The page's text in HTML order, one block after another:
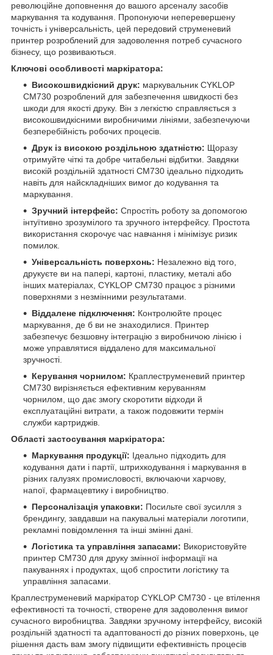
революційне доповнення до вашого арсеналу засобів
маркування та кодування. Пропонуючи неперевершену
точність і універсальність, цей передовий струменевий
принтер розроблений для задоволення потреб сучасного
бізнесу, що розвиваються.
Ключові особливості маркіратора:
Високошвидкісний друк: маркувальник CYKLOP
CM730 розроблений для забезпечення швидкості без
шкоди для якості друку. Він з легкістю справляється з
високошвидкісними виробничими лініями, забезпечуючи
безперебійність робочих процесів.
Друк із високою роздільною здатністю: Щоразу
отримуйте чіткі та добре читабельні відбитки. Завдяки
високій роздільній здатності CM730 ідеально підходить
навіть для найскладніших вимог до кодування та
маркування.
Зручний інтерфейс: Спростіть роботу за допомогою
інтуїтивно зрозумілого та зручного інтерфейсу. Простота
використання скорочує час навчання і мінімізує ризик
помилок.
Універсальність поверхонь: Незалежно від того,
друкуєте ви на папері, картоні, пластику, металі або
інших матеріалах, CYKLOP CM730 працює з різними
поверхнями з незмінними результатами.
Віддалене підключення: Контролюйте процес
маркування, де б ви не знаходилися. Принтер
забезпечує безшовну інтеграцію з виробничою лінією і
може управлятися віддалено для максимальної
зручності.
Керування чорнилом: Краплеструменевий принтер
CM730 вирізняється ефективним керуванням
чорнилом, що дає змогу скоротити відходи й
експлуатаційні витрати, а також подовжити термін
служби картриджів.
Області застосування маркіратора:
Маркування продукції: Ідеально підходить для
кодування дати і партії, штрихкодування і маркування в
різних галузях промисловості, включаючи харчову,
напої, фармацевтику і виробництво.
Персоналізація упаковки: Посильте свої зусилля з
брендингу, завдавши на пакувальні матеріали логотипи,
рекламні повідомлення та інші змінні дані.
Логістика та управління запасами: Використовуйте
принтер CM730 для друку змінної інформації на
пакуваннях і продуктах, щоб спростити логістику та
управління запасами.
Краплеструменевий маркіратор CYKLOP CM730 - це втілення
ефективності та точності, створене для задоволення вимог
сучасного виробництва. Завдяки зручному інтерфейсу, високій
роздільній здатності та адаптованості до різних поверхонь, це
рішення дасть вам змогу підвищити ефективність процесів